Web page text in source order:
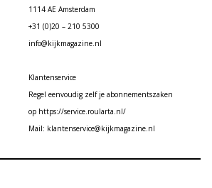
1114 AE Amsterdam
+31 (0)20 – 210 5300
info@kijkmagazine.nl
Klantenservice
Regel eenvoudig zelf je abonnementszaken
op https://service.roularta.nl/
Mail: klantenservice@kijkmagazine.nl